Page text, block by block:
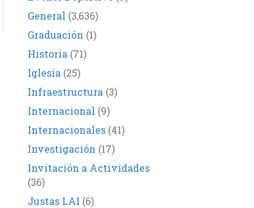
General (3,636)
Graduación (1)
Historia (71)
Iglesia (25)
Infraestructura (3)
Internacional (9)
Internacionales(41)
Investigación (17)
Invitación a Actividades
(36)
Justas LAI (6)